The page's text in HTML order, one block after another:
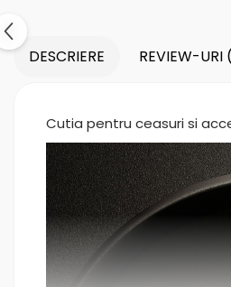
DESCRIERE REVIEW-URI
Cutia pentru ceasuri si